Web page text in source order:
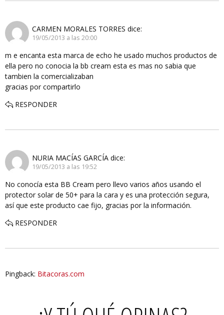
CARMEN MORALES TORRES dice:
19/05/2013 a las 20:00
m e encanta esta marca de echo he usado muchos productos de
ella pero no conocia la bb cream esta es mas no sabia que
tambien la comercializaban
gracias por compartirlo
RESPONDER
NURIA MACÍAS GARCÍA dice:
19/05/2013 a las 19:52
No conocía esta BB Cream pero llevo varios años usando el
protector solar de 50+ para la cara y es una protección segura,
así que este producto cae fijo, gracias por la información.
RESPONDER
Pingback: Bitacoras.com